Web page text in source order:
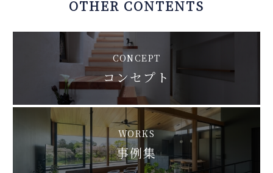
OTHER CONTENTS
CONCEPT
コンセプト
WORKS
事例集